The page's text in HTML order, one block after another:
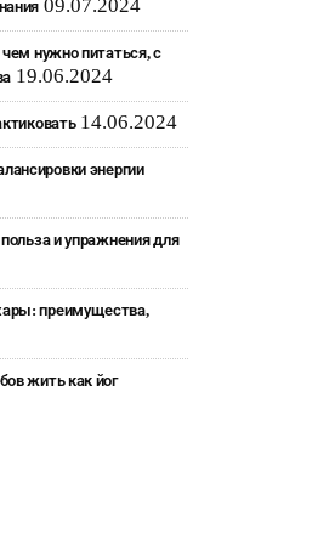
09.07.2024
нужно питаться, с
19.06.2024
14.06.2024
энергии
и упражнения для
преимущества,
жить как йог